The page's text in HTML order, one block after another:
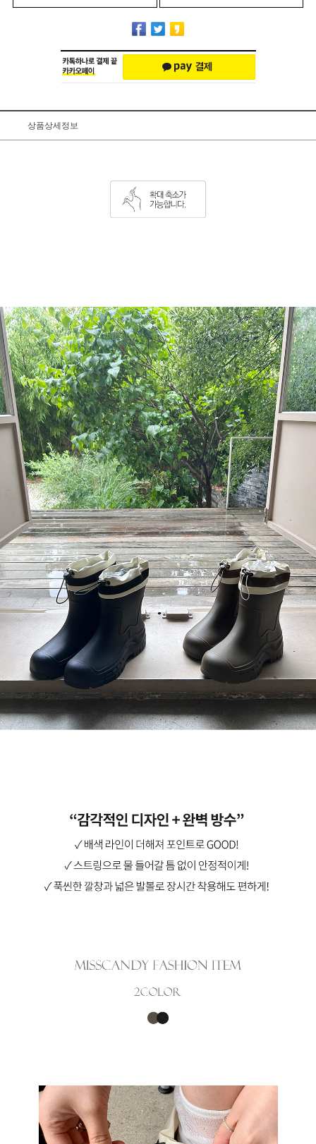
상품상세정보